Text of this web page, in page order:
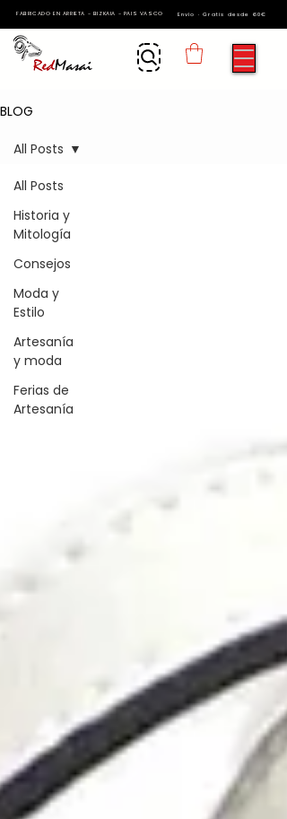
FABRICADO EN ARRIETA - BIZKAIA - PAIS VASCO Envío · Gratis desde 60€
BLOG
All Posts
Historia y
Mitología
Consejos
Moda y
Estilo
Artesanía
y moda
Ferias de
Artesanía
All Posts